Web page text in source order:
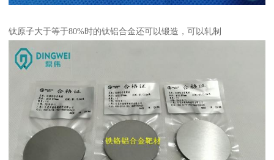
钛原子大于等于80%时的钛铝合金还可以锻造，可以轧制